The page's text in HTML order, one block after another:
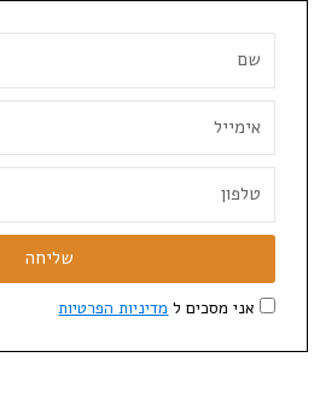
אני מסכים ל מדיניות הפרטיות
שליחה